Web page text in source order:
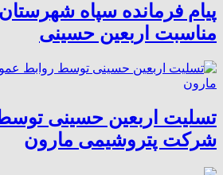
پیام فرمانده سپاه
مناسبت اربعین حسینی
تسلیت اربعین حسینی
شرکت پتروشیمی مارون